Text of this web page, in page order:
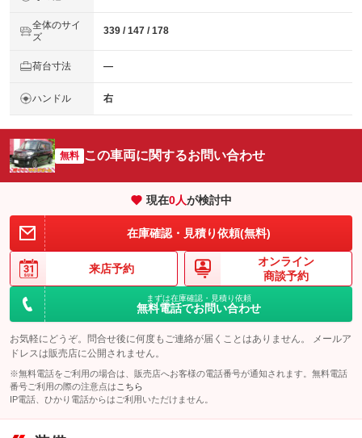
全体のサイ
ズ
339 / 147 / 178
荷台寸法 ―
ハンドル 右
無料 この車両に関するお問い合わせ
現在0人が検討中
在庫確認・見積り依頼(無料)
来店予約
オンライン
商談予約
まずは在庫確認・見積り依頼
無料電話でお問い合わせ
お気軽にどうぞ。問合せ後に何度もご連絡が届くことはありません。 メールア
ドレスは販売店に公開されません。
※無料電話をご利用の場合は、販売店へお客様の電話番号が通知されます。無料電話
番号ご利用の際の注意点は こちら
IP電話、ひかり電話からはご利用いただけません。